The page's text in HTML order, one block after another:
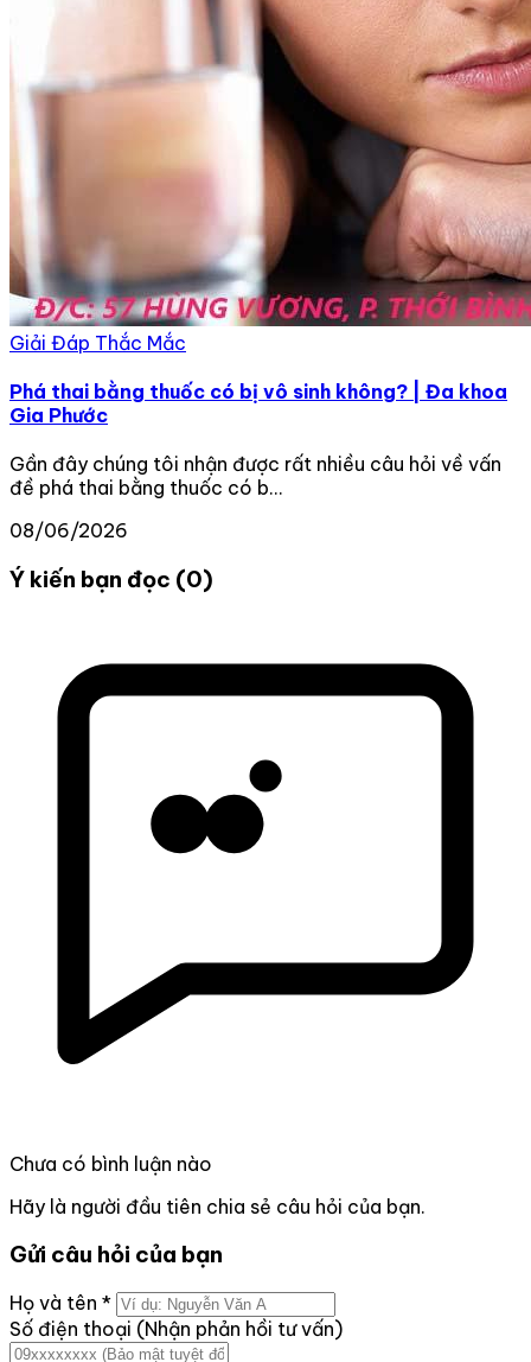
Giải Đáp Thắc Mắc
Phá thai bằng thuốc có bị vô sinh không? | Đa khoa
Gia Phước
Gần đây chúng tôi nhận được rất nhiều câu hỏi về vấn
đề phá thai bằng thuốc có b...
08/06/2026
Ý kiến bạn đọc (0)
Chưa có bình luận nào
Hãy là người đầu tiên chia sẻ câu hỏi của bạn.
Gửi câu hỏi của bạn
Họ và tên *
Số điện thoại (Nhận phản hồi tư vấn)